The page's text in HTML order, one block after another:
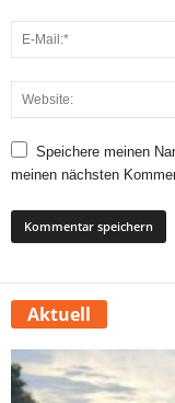
Speichere meinen
meinen nächsten
Aktuell